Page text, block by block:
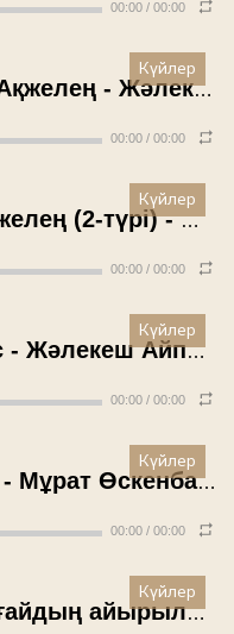
00:00 / 00:00
Домалатпай Ақжелең - Жәлекеш Айпақов
00:00 / 00:00
Күйлер
Бұраңбел Ақжелең (2-түрі) - Жәлекеш Айпақов
00:00 / 00:00
Күйлер
Бала Қаратөс - Жәлекеш Айпақов
00:00 / 00:00
Күйлер
Әкені жоқтау - Мұрат Өскенбаев
00:00 / 00:00
Күйлер
Қазақ пен Ноғайдың айырылысуы - Мұрат Өскенбаев
Күйлер